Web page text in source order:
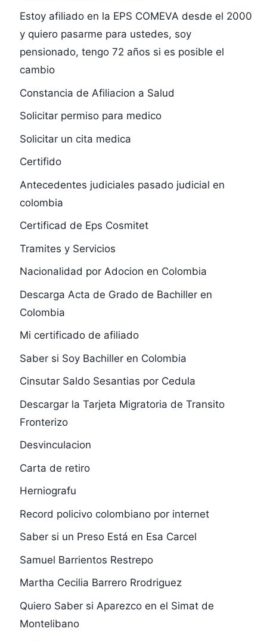
Estoy afiliado en la EPS COMEVA desde el 2000
y quiero pasarme para ustedes, soy
pensionado, tengo 72 años si es posible el
cambio
Constancia de Afiliacion a Salud
Solicitar permiso para medico
Solicitar un cita medica
Certifido
Antecedentes judiciales pasado judicial en
colombia
Certificad de Eps Cosmitet
Tramites y Servicios
Nacionalidad por Adocion en Colombia
Descarga Acta de Grado de Bachiller en
Colombia
Mi certificado de afiliado
Saber si Soy Bachiller en Colombia
Cinsutar Saldo Sesantias por Cedula
Descargar la Tarjeta Migratoria de Transito
Fronterizo
Desvinculacion
Carta de retiro
Herniografu
Record policivo colombiano por internet
Saber si un Preso Está en Esa Carcel
Samuel Barrientos Restrepo
Martha Cecilia Barrero Rrodriguez
Quiero Saber si Aparezco en el Simat de
Montelibano